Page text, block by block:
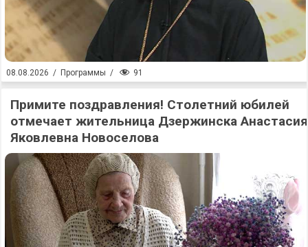
08.08.2026 / Программы / 91
Примите поздравления! Столетний юбилей
отмечает жительница Дзержинска Анастасия
Яковлевна Новоселова